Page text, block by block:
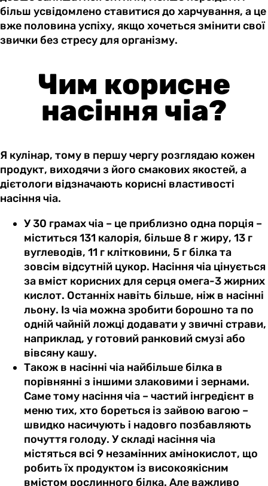
більш усвідомлено ставитися до харчування, а це
вже половина успіху, якщо хочеться змінити свої
звички без стресу для організму.
Чим корисне
насіння чіа?
Я кулінар, тому в першу чергу розглядаю кожен
продукт, виходячи з його смакових якостей, а
дієтологи відзначають корисні властивості
насіння чіа.
У 30 грамах чіа – це приблизно одна порція –
міститься 131 калорія, більше 8 г жиру, 13 г
вуглеводів, 11 г клітковини, 5 г білка та
зовсім відсутній цукор. Насіння чіа цінується
за вміст корисних для серця омега-3 жирних
кислот. Останніх навіть більше, ніж в насінні
льону. Із чіа можна зробити борошно та по
одній чайній ложці додавати у звичні страви,
наприклад, у готовий ранковий смузі або
вівсяну кашу.
Також в насінні чіа найбільше білка в
порівнянні з іншими злаковими і зернами.
Саме тому насіння чіа – частий інгредієнт в
меню тих, хто бореться із зайвою вагою –
швидко насичують і надовго позбавляють
почуття голоду. У складі насіння чіа
містяться всі 9 незамінних амінокислот, що
робить їх продуктом із високоякісним
вмістом рослинного білка. Але важливо